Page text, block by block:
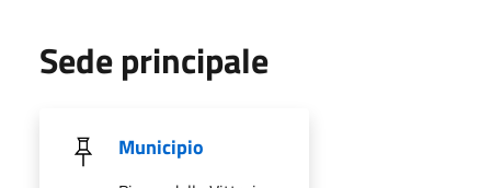
Sede principale
Municipio